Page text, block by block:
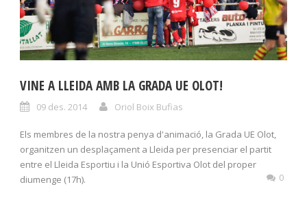
VINE A LLEIDA AMB LA GRADA UE OLOT!
09 des. 2014 Oriol Boix Bufias
Els membres de la nostra penya d'animació, la Grada UE Olot,
organitzen un desplaçament a Lleida per presenciar el partit
entre el Lleida Esportiu i la Unió Esportiva Olot del proper
diumenge (17h).
0